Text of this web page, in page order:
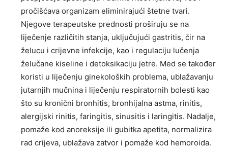
pročišćava organizam eliminirajući štetne tvari.
Njegove terapeutske prednosti proširuju se na
liječenje različitih stanja, uključujući gastritis, čir na
želucu i crijevne infekcije, kao i regulaciju lučenja
želučane kiseline i detoksikaciju jetre. Med se također
koristi u liječenju ginekoloških problema, ublažavanju
jutarnjih mučnina i liječenju respiratornih bolesti kao
što su kronični bronhitis, bronhijalna astma, rinitis,
alergijski rinitis, faringitis, sinusitis i laringitis. Nadalje,
pomaže kod anoreksije ili gubitka apetita, normalizira
rad crijeva, ublažava zatvor i pomaže kod hemoroida.